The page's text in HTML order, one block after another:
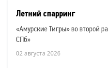
Летний спарринг
«Амурские Тигры» во второй
СПб»
02 августа 2026